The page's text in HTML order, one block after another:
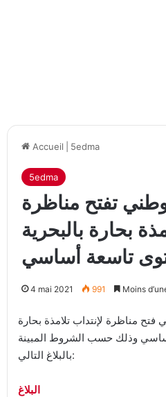
Accueil 5edma
5edma
تفتح مناظرة
بحارة بالبحرية
تاسعة أساسي
4 mai 2021 991 Moins
فتح مناظرة لإنتداب تلامذة بحارة
وذلك حسب الشروط المبينة
بالبلاغ التالي:
البلاغ